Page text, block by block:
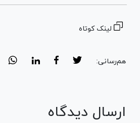
لینک کوتاه
هم‌رسانی:
ارسال دیدگاه